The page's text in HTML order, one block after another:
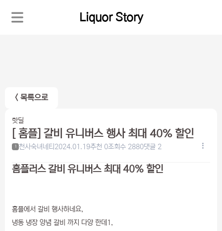
Liquor Story
< 목록으로
핫딜
[ 홈플] 갈비 유니버스 행사 최대 40% 할인
1 천사숙녀네티 2024.01.19추천 0조회수 2880댓글 2
홈플러스 갈비 유니버스 최대 40% 할인
홈플에서 갈비 행사하네요,
냉동 냉장 양념 갈비 까지 다양 한데1,